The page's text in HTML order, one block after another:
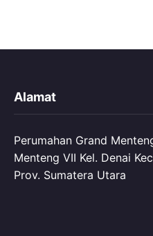
Alamat
Perumahan Grand
Menteng VII Kel. Denai
Prov. Sumatera Utara